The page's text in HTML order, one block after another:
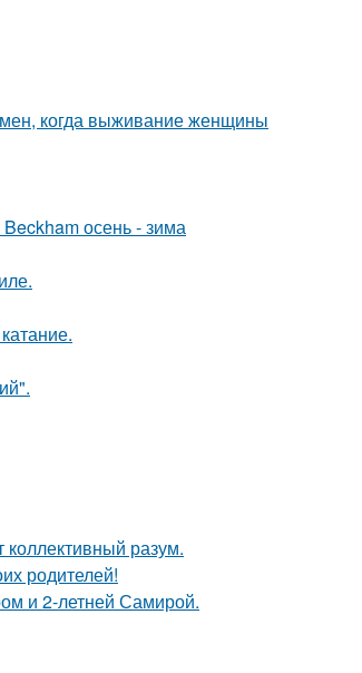
когда выживание женщины
осень - зима
коллективный разум.
родителей!
и 2-летней Самирой.